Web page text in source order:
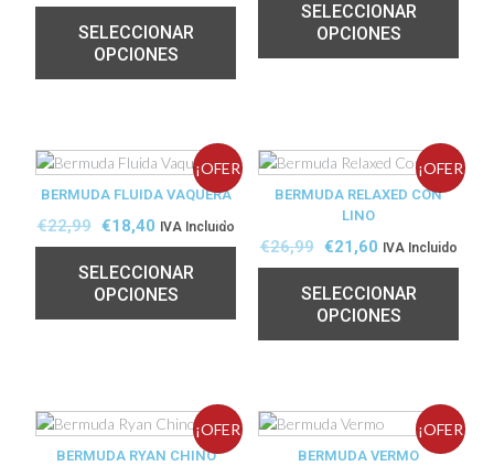
SELECCIONAR
OPCIONES
SELECCIONAR
OPCIONES
¡OFER
TA!
BERMUDA FLUIDA VAQUERA
€22,99 €18,40 IVA Incluido
SELECCIONAR
OPCIONES
¡OFER
BERMUDA RELAXED CON
LINO
€26,99 €21,60 IVA Incluido
SELECCIONAR
OPCIONES
¡OFER
BERMUDA RYAN CHINO
¡OFER
BERMUDA VERMO